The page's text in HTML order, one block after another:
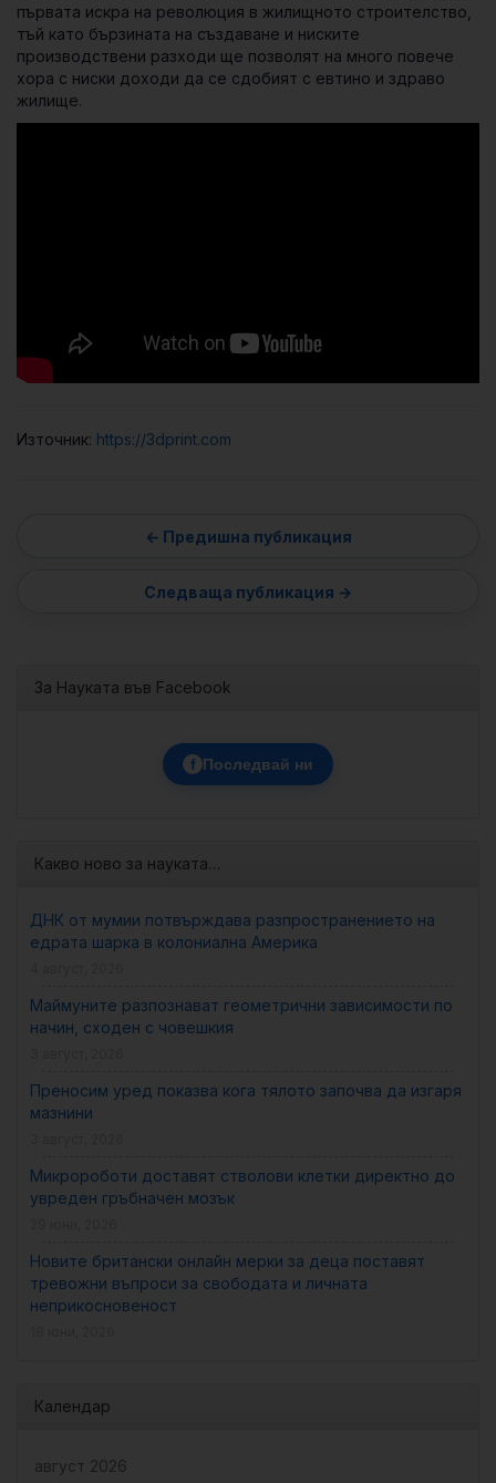
първата искра на революция в жилищното строителство,
тъй като бързината на създаване и ниските
производствени разходи ще позволят на много повече
хора с ниски доходи да се сдобият с евтино и здраво
жилище.
Източник: https://3dprint.com
За Науката във Facebook
f Последвай ни
Какво ново за науката…
ДНК от мумии потвърждава разпространението на
едрата шарка в колониална Америка
Маймуните разпознават геометрични зависимости по
начин, сходен с човешкия
Преносим уред показва кога тялото започва да изгаря
мазнини
Микророботи доставят стволови клетки директно до
увреден гръбначен мозък
Новите британски онлайн мерки за деца поставят
тревожни въпроси за свободата и личната
неприкосновеност
Календар
август 2026